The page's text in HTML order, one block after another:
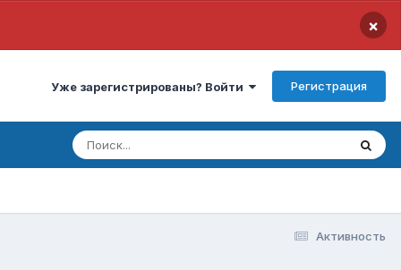
×
Уже зарегистрированы? Войти Регистрация
Активность